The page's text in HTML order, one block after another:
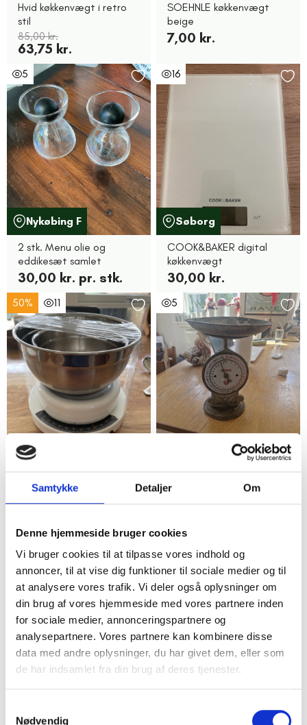
Samtykke Detaljer Om
Denne hjemmeside bruger cookies
Vi bruger cookies til at tilpasse vores indhold og
annoncer, til at vise dig funktioner til sociale medier og til
at analysere vores trafik. Vi deler også oplysninger om
din brug af vores hjemmeside med vores partnere inden
for sociale medier, annonceringspartnere og
analysepartnere. Vores partnere kan kombinere disse
data med andre oplysninger, du har givet dem, eller som
de har indsamlet fra din brug af deres tjenester.
Nødvendig
Hvid køkkenvægt i retro
stil
85,00 kr.
63,75 kr.
SOEHNLE køkkenvægt
beige
7,00 kr.
5
Nykøbing F
2 stk. Menu olie og
eddikesæt samlet
30,00 kr. pr. stk.
16
Søborg
COOK&BAKER digital
køkkenvægt
30,00 kr.
50% 11
Aalborg
Krups køkkenvægt med to
skåle
50,00 kr.
5
Retro køkkenvægt grå
metal
100,00 kr.
Guldfarvet Kuffert vægt
Retro køkkenvægt i grå